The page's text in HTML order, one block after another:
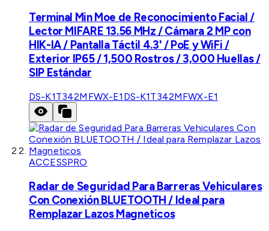
Terminal Min Moe de Reconocimiento Facial /
Lector MIFARE 13.56 MHz / Cámara 2 MP con
HIK-IA / Pantalla Táctil 4.3' / PoE y WiFi /
Exterior IP65 / 1,500 Rostros / 3,000 Huellas /
SIP Estándar
DS-K1T342MFWX-E1 DS-K1T342MFWX-E1
ACCESSPRO
Radar de Seguridad Para Barreras Vehiculares
Con Conexión BLUETOOTH / Ideal para
Remplazar Lazos Magneticos